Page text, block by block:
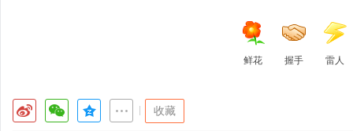
鲜花 握手 雷人
收藏